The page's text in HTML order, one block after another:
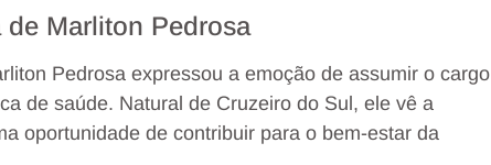
Marliton Pedrosa
Pedrosa expressou a emoção de assumir o cargo
de saúde. Natural de Cruzeiro do Sul, ele vê a
oportunidade de contribuir para o bem-estar da